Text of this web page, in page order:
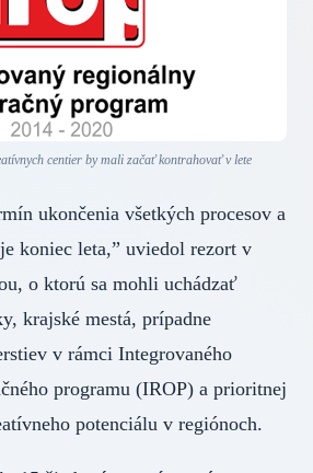
centier by mali začať kontrahovať v lete
ukončenia všetkých procesov a
koniec leta,” uviedol rezort v
o ktorú sa mohli uchádzať
krajské mestá, prípadne
v rámci Integrovaného
programu (IROP) a prioritnej
potenciálu v regiónoch.